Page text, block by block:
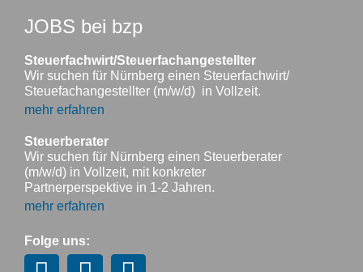
JOBS bei bzp
Steuerfachwirt/Steuerfachangestellter
Wir suchen für Nürnberg einen Steuerfachwirt/
Steuefachangestellter (m/w/d) in Vollzeit.
mehr erfahren
Steuerberater
Wir suchen für Nürnberg einen Steuerberater
(m/w/d) in Vollzeit, mit konkreter
Partnerperspektive in 1-2 Jahren.
mehr erfahren
Folge uns: